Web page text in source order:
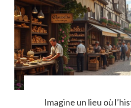
Imagine un lieu où